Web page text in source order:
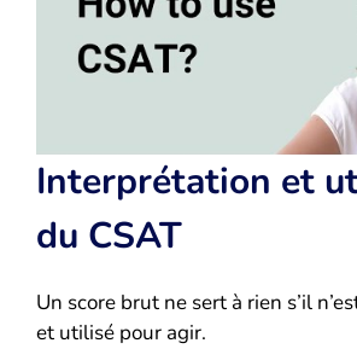
Interprétation et
du CSAT
Un score brut ne sert à rien s’il
et utilisé pour agir.